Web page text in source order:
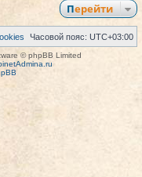
Перейти
Часовой пояс: UTC+03:00
© phpBB Limited